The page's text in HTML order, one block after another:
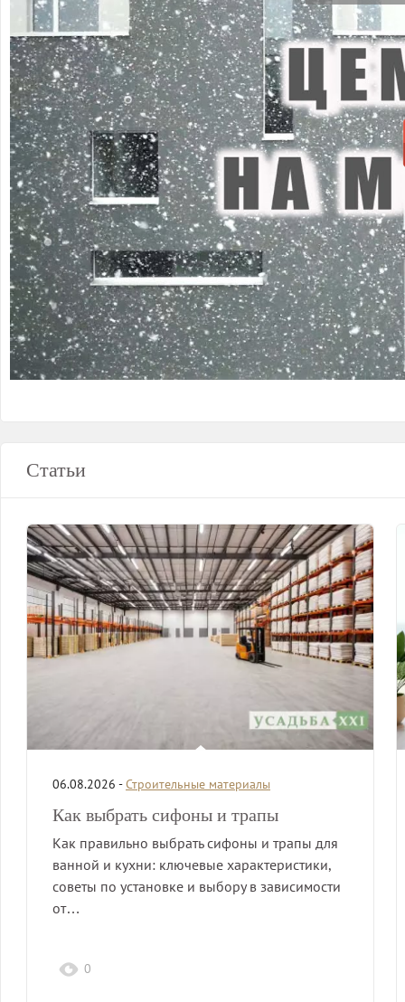
Статьи
06.08.2026 -Строительные материалы
Как выбрать сифоны и трапы
Как правильно выбрать сифоны и трапы для
ванной и кухни: ключевые характеристики,
советы по установке и выбору в зависимости
от…
0